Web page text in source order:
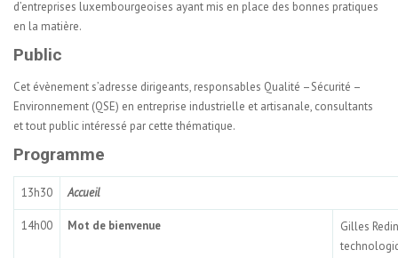
d’entreprises luxembourgeoises ayant mis en place des bonnes pratiques
en la matière.
Public
Cet évènement s’adresse dirigeants, responsables Qualité –Sécurité –
Environnement (QSE) en entreprise industrielle et artisanale, consultants
et tout public intéressé par cette thématique.
Programme
13h30 Accueil
14h00 Mot de bienvenue
Gilles